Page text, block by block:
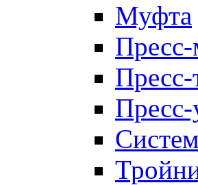
Муфта
Пресс-